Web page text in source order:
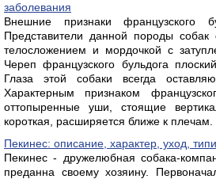
заболевания
Внешние признаки французского
Представители данной породы собак
телосложением и мордочкой с
Череп французского бульдога
Глаза этой собаки всегда
Характерным признаком
оттопыренные уши, стоящие
короткая, расширяется ближе к плечам.
Пекинес: описание, характер, уход,
Пекинес - дружелюбная собака-
преданна своему хозяину.